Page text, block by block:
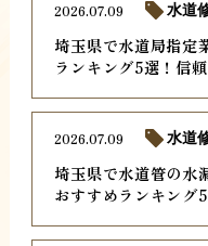
埼玉県で水道局指定
ランキング5選！信
2026.07.09 水道
埼玉県で水道管の水
おすすめランキング
2026.07.09 水道